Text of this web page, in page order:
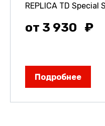
REPLICA TD Special
от 3 930
Подробнее